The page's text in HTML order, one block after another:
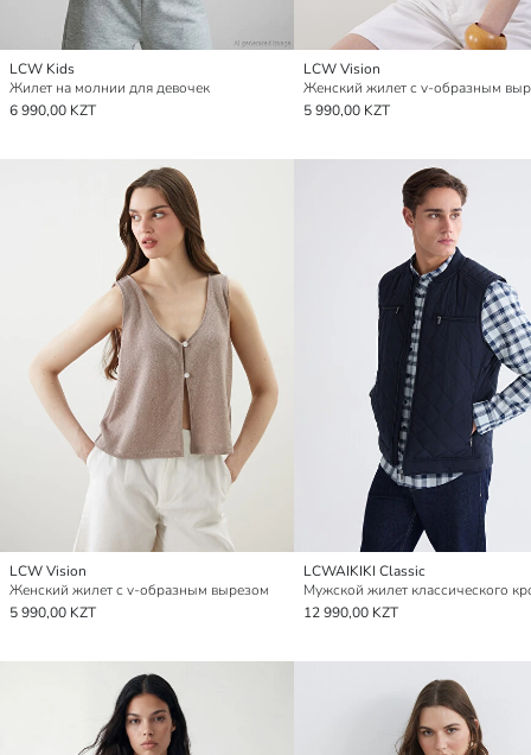
LCW Kids
Жилет на молнии для девочек
6 990,00 KZT
LCW Vision
Женский жилет с v-образным
5 990,00 KZT
LCW Vision
Женский жилет с v-образным вырезом
5 990,00 KZT
LCWAIKIKI Classic
12 990,00 KZT